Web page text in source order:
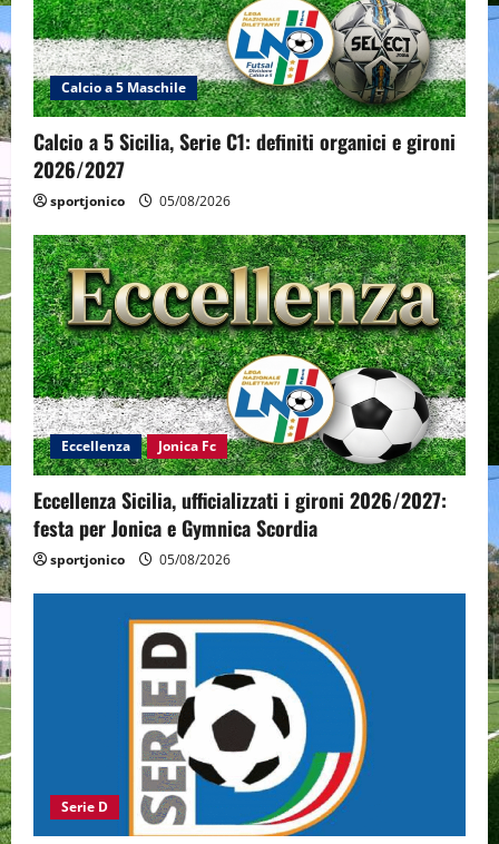
Calcio a 5 Maschile
Calcio a 5 Sicilia, Serie C1: definiti organici e gironi
2026/2027
sportjonico 05/08/2026
Eccellenza Jonica Fc
Eccellenza Sicilia, ufficializzati i gironi 2026/2027:
festa per Jonica e Gymnica Scordia
sportjonico 05/08/2026
Serie D